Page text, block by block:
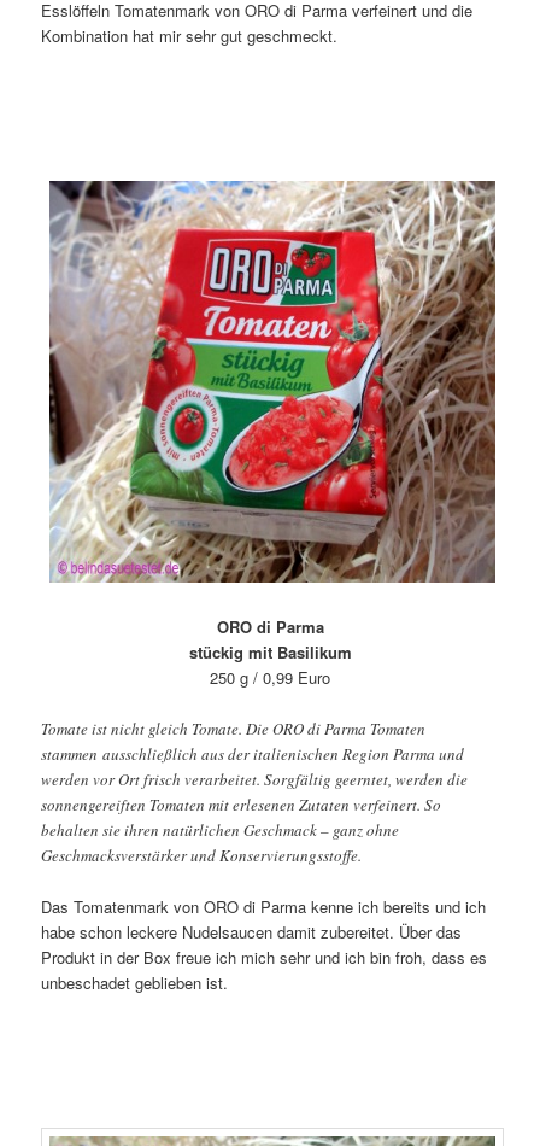
Esslöffeln Tomatenmark von ORO di Parma verfeinert und die
Kombination hat mir sehr gut geschmeckt.
ORO di Parma
stückig mit Basilikum
250 g / 0,99 Euro
Tomate ist nicht gleich Tomate. Die ORO di Parma Tomaten
stammen ausschließlich aus der italienischen Region Parma und
werden vor Ort frisch verarbeitet. Sorgfältig geerntet, werden die
sonnengereiften Tomaten mit erlesenen Zutaten verfeinert. So
behalten sie ihren natürlichen Geschmack – ganz ohne
Geschmacksverstärker und Konservierungsstoffe.
Das Tomatenmark von ORO di Parma kenne ich bereits und ich
habe schon leckere Nudelsaucen damit zubereitet. Über das
Produkt in der Box freue ich mich sehr und ich bin froh, dass es
unbeschadet geblieben ist.